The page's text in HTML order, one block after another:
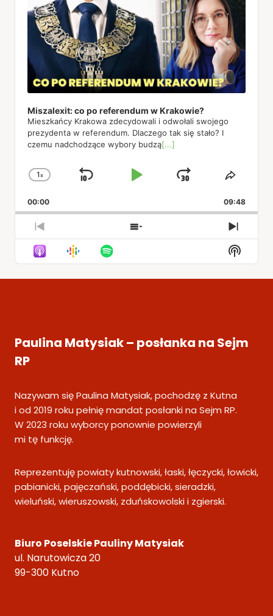
Miszalexit: co po referendum w Krakowie?
Mieszkańcy Krakowa zdecydowali i odwołali swojego
prezydenta w referendum. Dlaczego tak się stało? I
czemu nadchodzące wybory budzą[...]
Change
Rate
1x
Skip
Play
Jump
Forward
Share
00:00 09:48
Previous
Episode
Show
Episodes
Next
Show
Paulina Matysiak – posłanka na Sejm
RP
Nazywam się Paulina Matysiak, pochodzę z Kutna
i od 2019 roku pełnię mandat posłanki na Sejm RP.
W 2023 roku wyborcy ponownie powierzyli
mi tę funkcję.
Reprezentuję powiaty kutnowski, łaski, łęczycki, łowicki,
pabianicki, pajęczański, poddębicki, sieradzki,
wieluński, wieruszowski, zduńskowolski i zgierski.
Biuro Poselskie Pauliny Matysiak
ul. Narutowicza 20
99-300 Kutno